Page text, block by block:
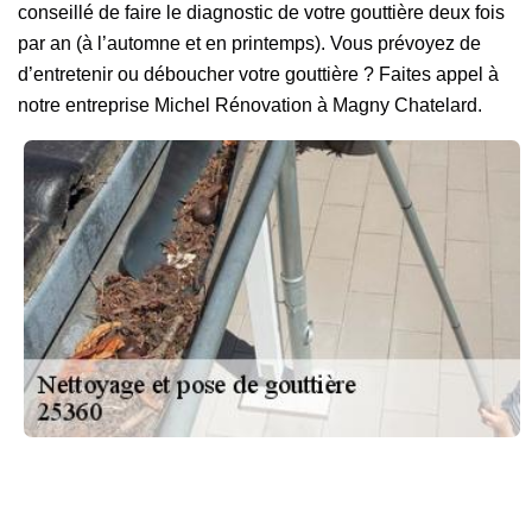
conseillé de faire le diagnostic de votre gouttière deux fois
par an (à l’automne et en printemps). Vous prévoyez de
d’entretenir ou déboucher votre gouttière ? Faites appel à
notre entreprise Michel Rénovation à Magny Chatelard.